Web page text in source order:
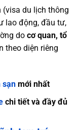
(visa du lịch thông
lao động, đầu tư,
do cơ quan, tổ
theo diện riêng
sạn mới nhất
chi tiết và đầy đủ